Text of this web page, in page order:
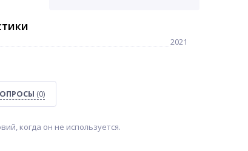
2021
(0)
когда он не используется.